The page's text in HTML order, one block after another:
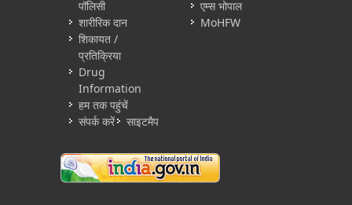
पॉलिसी
शारीरिक दान
शिकायत /
प्रतिक्रिया
Drug
Information
हम तक पहुंचें
संपर्क करें
साइटमैप
एम्स भोपाल
MoHFW